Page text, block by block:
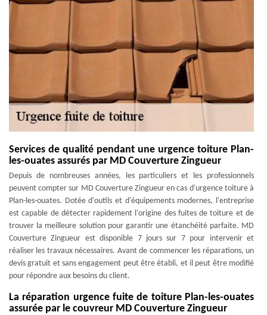
Services de qualité pendant une urgence toiture Plan-
les-ouates assurés par MD Couverture Zingueur
Depuis de nombreuses années, les particuliers et les professionnels
peuvent compter sur MD Couverture Zingueur en cas d'urgence toiture à
Plan-les-ouates. Dotée d'outils et d'équipements modernes, l'entreprise
est capable de détecter rapidement l'origine des fuites de toiture et de
trouver la meilleure solution pour garantir une étanchéité parfaite. MD
Couverture Zingueur est disponible 7 jours sur 7 pour intervenir et
réaliser les travaux nécessaires. Avant de commencer les réparations, un
devis gratuit et sans engagement peut être établi, et il peut être modifié
pour répondre aux besoins du client.
La réparation urgence fuite de toiture Plan-les-ouates
assurée par le couvreur MD Couverture Zingueur